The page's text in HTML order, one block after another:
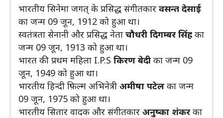
भारतीय सिनेमा जगत् के प्रसिद्ध संगीतकार वसन्त देसाई
का जन्म 09 जून, 1912 को हुआ था।
स्वतंत्रता सेनानी और प्रसिद्ध नेता चौधरी दिगम्बर सिंह का
जन्म 09 जून, 1913 को हुआ था।
भारत की प्रथम महिला I.P.S किरण बेदी का जन्म 09
जून, 1949 को हुआ था।
भारतीय हिन्दी फ़िल्म अभिनेत्री अमीषा पटेल का जन्म
09 जून, 1975 को हुआ था।
भारतीय सितार वादक और संगीतकार अनुष्का शंकर का